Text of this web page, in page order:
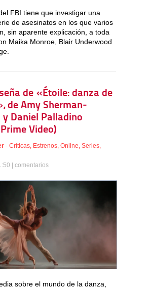
FBI tiene que investigar una
de asesinatos en los que varios
sin aparente explicación, a toda
Maika Monroe, Blair Underwood
de «Étoile: danza de
de Amy Sherman-
y Daniel Palladino
Video)
- Críticas Estrenos Online Series
| comentarios
sobre el mundo de la danza,